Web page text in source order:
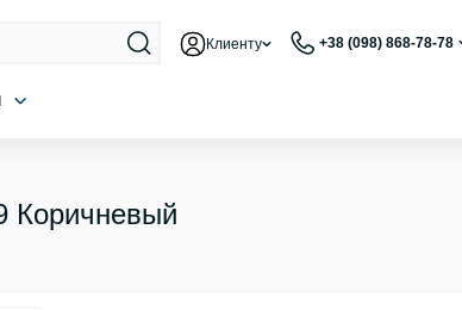
Клиенту +38 (098) 868-78-78
Коричневый